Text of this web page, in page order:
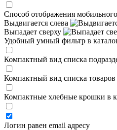
Способ отображения
Выдвигается слева
Выпадает сверху
Удобный умный фильтр в
Компактный вид списка
Компактный вид списка
Компактные хлебные крошки в
Логин равен email адресу